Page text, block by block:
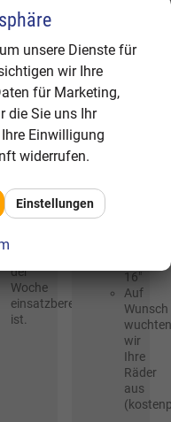
unsere
Kunden
bieten
wir
flexible
Service-
Termine
auch
am
so
dass
der
Woche
einsatzbereit
ist.
spezialisiert,
Lösungen
Sachen
Bereifung
16″
Auf
Wunsch
wuchten
wir
Ihre
Räder
aus
unsere Dienste für
wir Ihre
für Marketing,
die Sie uns Ihr
Einwilligung
widerrufen.
Einstellungen